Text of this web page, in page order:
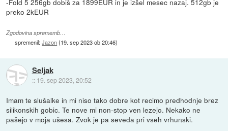
-Fold 5 256gb dobiš za 1899EUR in je izšel mesec nazaj. 512gb je
preko 2kEUR
Zgodovina sprememb…
spremenil:Jazon(19. sep 2023 ob 20:46)
Seljak
:: 19. sep 2023, 20:52
Imam te slušalke in mi niso tako dobre kot recimo predhodnje brez
silikonskih gobic. Te nove mi non-stop ven lezejo. Nekako ne
pašejo v moja ušesa. Zvok je pa seveda pri vseh vrhunski.